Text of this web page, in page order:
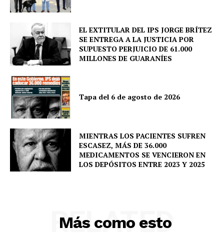
Contact us
Comparte esto:
Facebook X
EL EXTITULAR DEL IPS JORGE BRÍTEZ
SE ENTREGA A LA JUSTICIA POR
SUPUESTO PERJUICIO DE 61.000
MILLONES DE GUARANÍES
Tapa del 6 de agosto de 2026
MIENTRAS LOS PACIENTES SUFREN
ESCASEZ, MÁS DE 36.000
MEDICAMENTOS SE VENCIERON EN
LOS DEPÓSITOS ENTRE 2023 Y 2025
Más como esto
RELATED